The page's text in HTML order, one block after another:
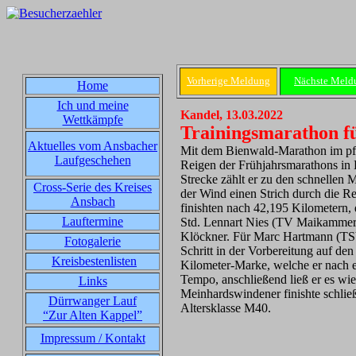
Home
Ich und meine
Wettkämpfe
Aktuelles vom Ansbacher
Laufgeschehen
Cross-Serie des Kreises
Ansbach
Lauftermine
Fotogalerie
Kreisbestenlisten
Links
Dürrwanger Lauf
“Zur Alten Kappel”
Impressum / Kontakt
Vorherige Meldung Nächste
Kandel, 13.03.2022
Trainingsmarathon
Mit dem Bienwald-Marathon im
Reigen der Frühjahrsmarathons
Strecke zählt er zu den schnellen
der Wind einen Strich durch die
finishten nach 42,195
Std. Lennart Nies (TV
Klöckner. Für Marc Hartmann
Schritt in der Vorbereitung auf
Kilometer-Marke, welche er nach
Tempo, anschließend ließ er es
Meinhardswindener finishte
Altersklasse M40.